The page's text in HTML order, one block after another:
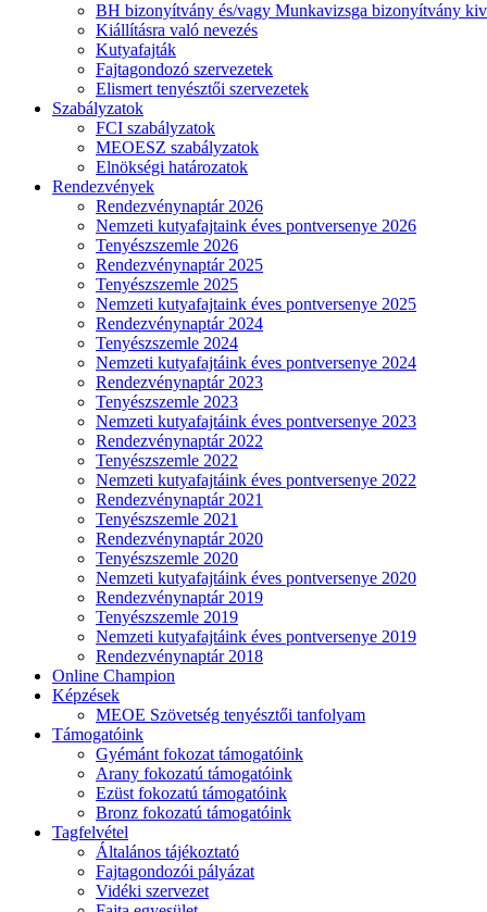
BH bizonyítvány és/vagy Munkavizsga bizonyítvány
Kiállításra való nevezés
Kutyafajták
Fajtagondozó szervezetek
Elismert tenyésztői szervezetek
Szabályzatok
FCI szabályzatok
MEOESZ szabályzatok
Elnökségi határozatok
Rendezvények
Rendezvénynaptár 2026
Nemzeti kutyafajtaink éves pontversenye 2026
Tenyészszemle 2026
Rendezvénynaptár 2025
Tenyészszemle 2025
Nemzeti kutyafajtaink éves pontversenye 2025
Rendezvénynaptár 2024
Tenyészszemle 2024
Nemzeti kutyafajtáink éves pontversenye 2024
Rendezvénynaptár 2023
Tenyészszemle 2023
Nemzeti kutyafajtáink éves pontversenye 2023
Rendezvénynaptár 2022
Tenyészszemle 2022
Nemzeti kutyafajtáink éves pontversenye 2022
Rendezvénynaptár 2021
Tenyészszemle 2021
Rendezvénynaptár 2020
Tenyészszemle 2020
Nemzeti kutyafajtáink éves pontversenye 2020
Rendezvénynaptár 2019
Tenyészszemle 2019
Nemzeti kutyafajtáink éves pontversenye 2019
Rendezvénynaptár 2018
Online Champion
Képzések
MEOE Szövetség tenyésztői tanfolyam
Támogatóink
Gyémánt fokozat támogatóink
Arany fokozatú támogatóink
Ezüst fokozatú támogatóink
Bronz fokozatú támogatóink
Tagfelvétel
Általános tájékoztató
Fajtagondozói pályázat
Vidéki szervezet